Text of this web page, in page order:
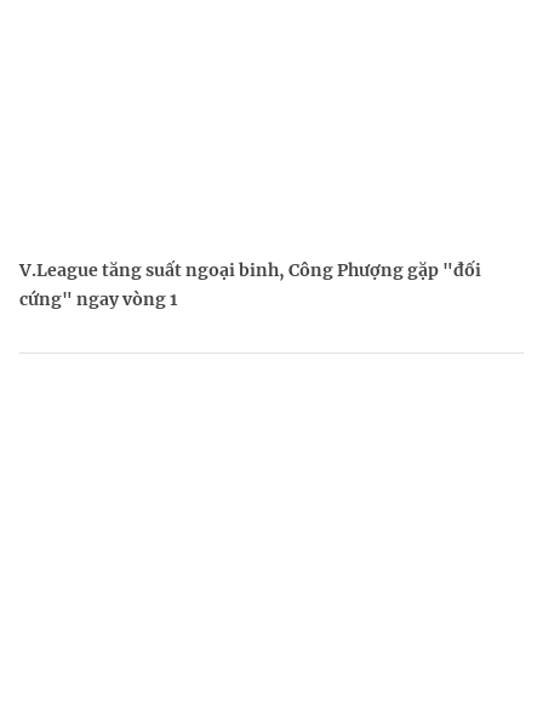
V.League tăng suất ngoại binh, Công Phượng gặp "đối
cứng" ngay vòng 1